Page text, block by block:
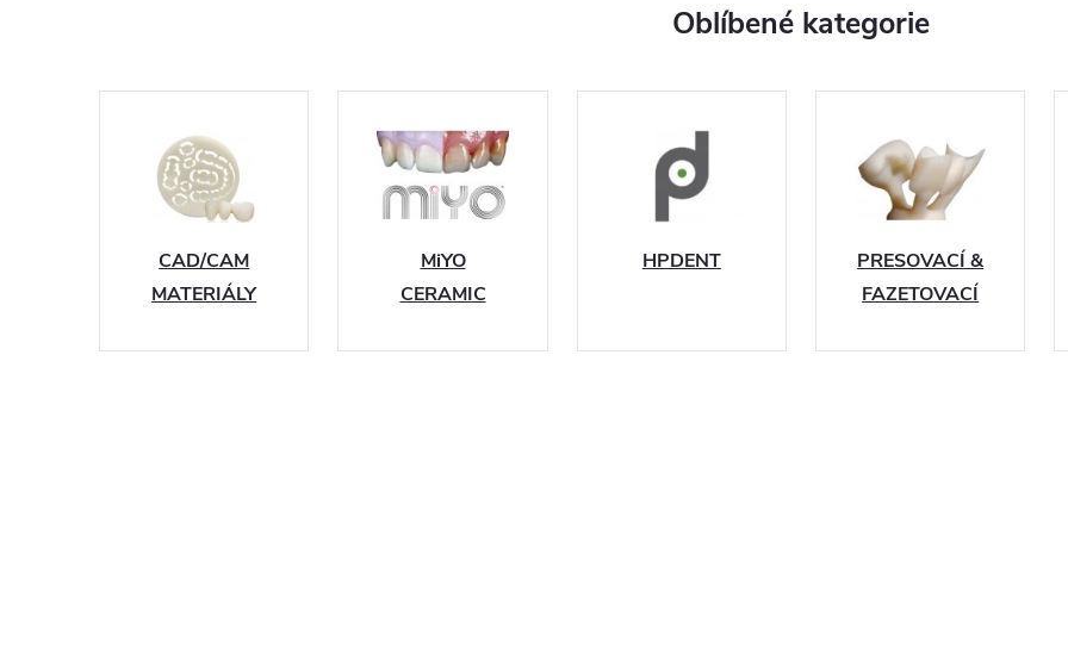
Oblíbené kategorie
CAD/CAM
MATERIÁLY
MiYO
CERAMIC
HPDENT
PRESOVACÍ &
FAZETOVACÍ